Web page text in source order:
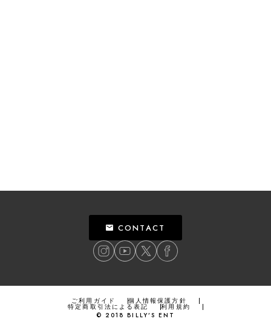
CONTACT
ご利用ガイド 個人情報保護方針
特定商取引法による表記
利用規約
© 2018 BILLY’S ENT